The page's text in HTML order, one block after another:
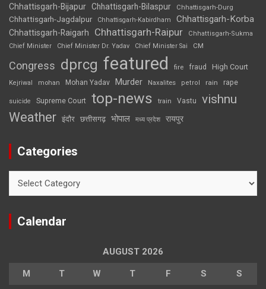
Chhattisgarh-Bijapur Chhattisgarh-Bilaspur Chhattisgarh-Durg
Chhattisgarh-Jagdalpur Chhattisgarh-Kabirdham Chhattisgarh-Korba
Chhattisgarh-Raigarh Chhattisgarh-Raipur
Chhattisgarh-Sukma
Chief Minister
Chief Minister Dr. Yadav Chief Minister Sai CM
Congress dprcg featured fire fraud High Court
Kejriwal mohan Mohan Yadav Murder Naxalites petrol rain rape
suicide Supreme Court top-news train Vastu vishnu
Weather इंदौर छत्तीसगढ़ भोपाल मध्य प्रदेश रायपुर
Categories
Calendar
AUGUST 2026
M T W T F S S